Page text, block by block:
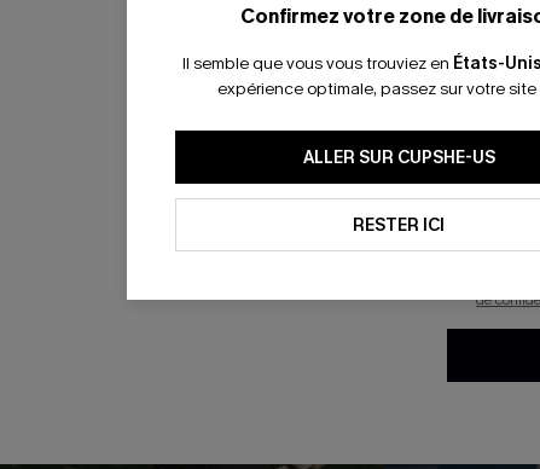
23,00 €27,00 €
Confirmez votre zone de
Il semble que vous vous trouviez en États-Unis
expérience optimale, passez sur votre site
ALLER SUR CUPSHE-US
RESTER ICI
*Un
En
mails
pouvons
savoir si
produits
de